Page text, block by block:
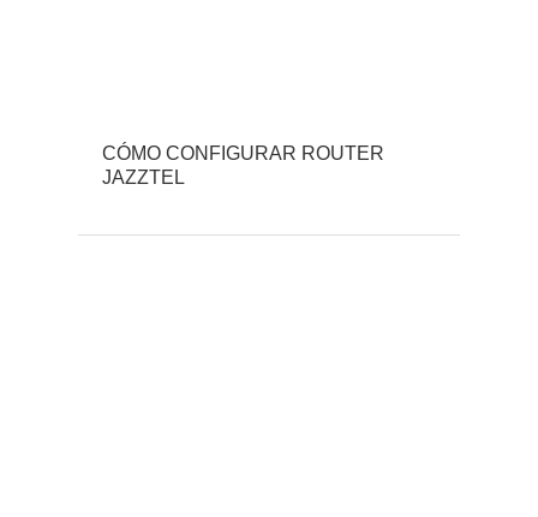
CÓMO CONFIGURAR ROUTER
JAZZTEL